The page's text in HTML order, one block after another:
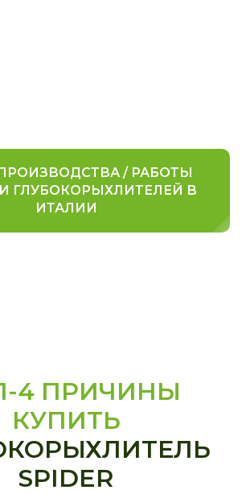
/ РАБОТЫ
ГЛУБОКОРЫХЛИТЕЛЕЙ В
ИТАЛИИ
4 ПРИЧИНЫ
КУПИТЬ
SPIDER